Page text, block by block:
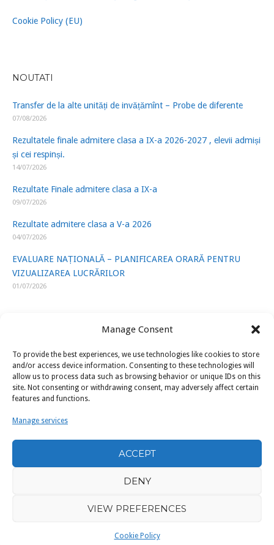
Manage Consent
To provide the best experiences, we use technologies like cookies to store
and/or access device information. Consenting to these technologies will
allow us to process data such as browsing behavior or unique IDs on this
site. Not consenting or withdrawing consent, may adversely affect certain
features and functions.
Manage services
ACCEPT
DENY
VIEW PREFERENCES
Cookie Policy
Cookie Policy (EU)
NOUTATI
Transfer de la alte unități de invățămînt – Probe de diferente
07/08/2026
Rezultatele finale admitere clasa a IX-a 2026-2027 , elevii admiși
și cei respinși.
14/07/2026
Rezultate Finale admitere clasa a IX-a
09/07/2026
Rezultate admitere clasa a V-a 2026
04/07/2026
EVALUARE NAȚIONALĂ – PLANIFICAREA ORARĂ PENTRU
VIZUALIZAREA LUCRĂRILOR
01/07/2026
LINK-URI UTILE
ISJ Prahova
Ministerul Educatiei
U.A.P.
Filarmonica „Paul Constantinescu” Ploiești
Copyright © 2026 Colegiul de Arta